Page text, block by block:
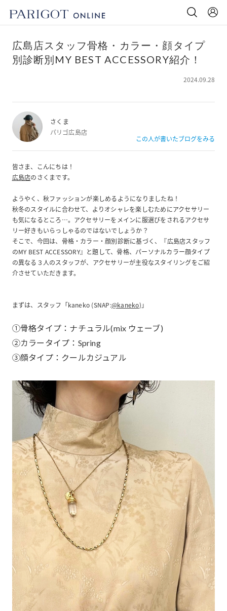
広島店スタッフ骨格・カラー・顔タイプ
別診断別MY BEST ACCESSORY紹介！
2024.09.28
さくま
パリゴ広島店
この人が書いたブログをみる
皆さま、こんにちは！
広島店のさくまです。
ようやく、秋ファッションが楽しめるようになりましたね！
秋冬のスタイルに合わせて、よりオシャレを楽しむためにアクセサリー
も気になるところ…。アクセサリーをメインに服選びをされるアクセサ
リー好きもいらっしゃるのではないでしょうか？
そこで、今回は、骨格・カラー・顔別診断に基づく、『広島店スタッフ
のMY BEST ACCESSORY』と題して、骨格、パーソナルカラー顔タイプ
の異なる３人のスタッフが、アクセサリーが主役なスタイリングをご紹
介させていただきます。
まずは、スタッフ「kaneko (SNAP:@kaneko)」
①骨格タイプ：ナチュラル(mix ウェーブ)
②カラータイプ：Spring
③顔タイプ：クールカジュアル